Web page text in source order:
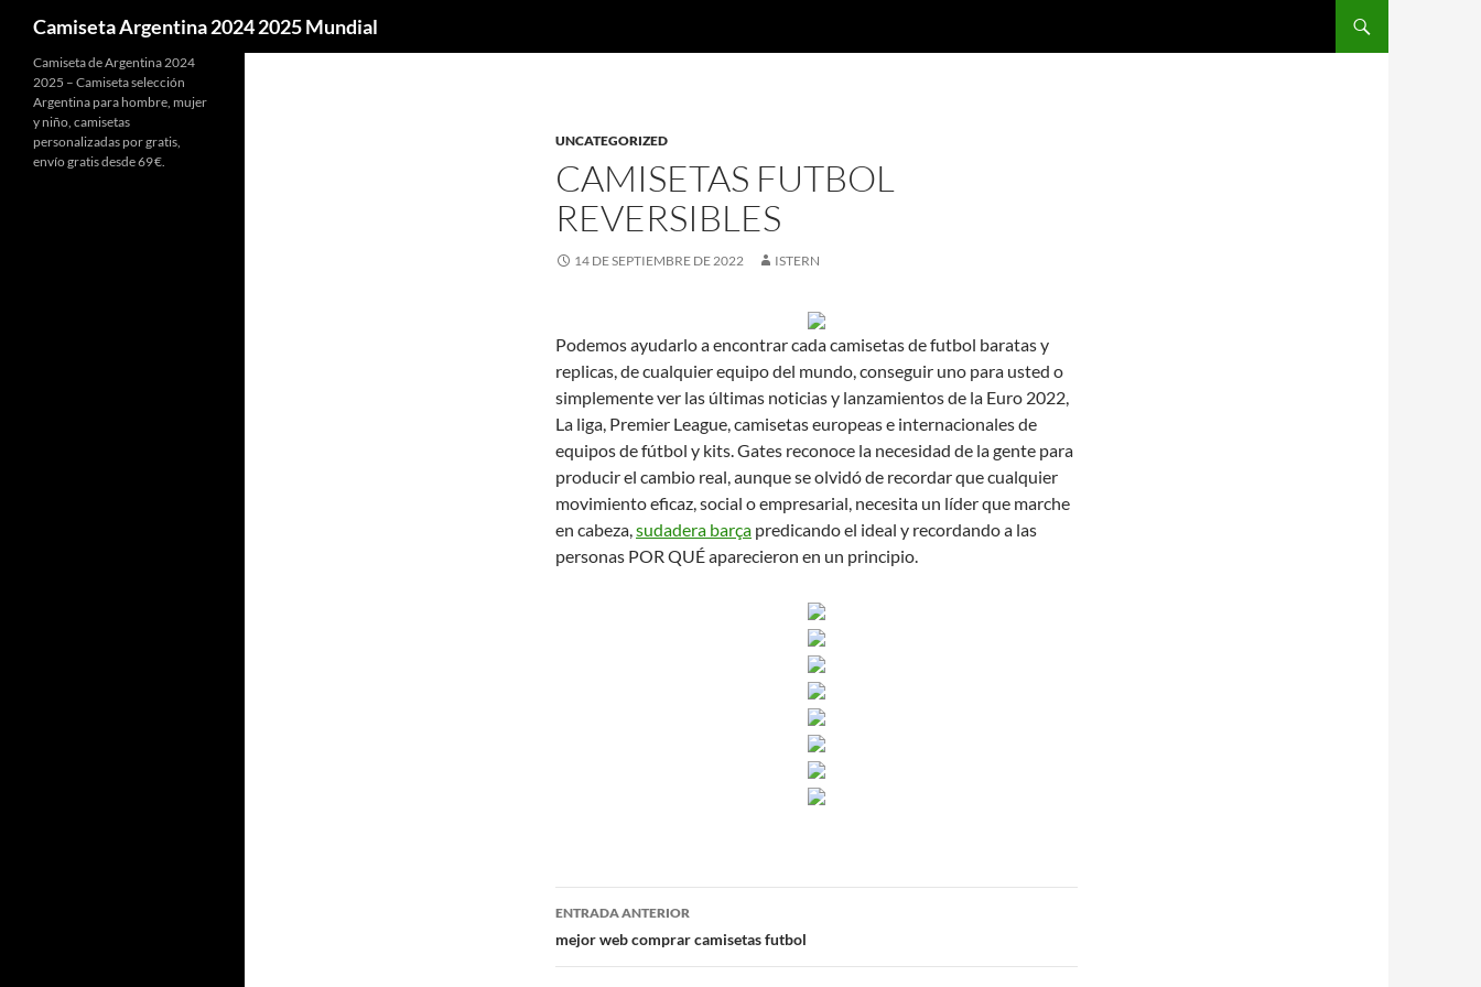
Camiseta Argentina 2024 2025 Mundial
UNCATEGORIZED
CAMISETAS FUTBOL
REVERSIBLES
14 DE SEPTIEMBRE DE 2022 ISTERN
Podemos ayudarlo a encontrar cada camisetas de futbol baratas y
replicas, de cualquier equipo del mundo, conseguir uno para usted o
simplemente ver las últimas noticias y lanzamientos de la Euro 2022,
La liga, Premier League, camisetas europeas e internacionales de
equipos de fútbol y kits. Gates reconoce la necesidad de la gente para
producir el cambio real, aunque se olvidó de recordar que cualquier
movimiento eficaz, social o empresarial, necesita un líder que marche
en cabeza,sudadera barça predicando el ideal y recordando a las
personas POR QUÉ aparecieron en un principio.
Navegación
de
ENTRADA ANTERIOR
mejor web comprar camisetas futbol
Camiseta de Argentina 2024
2025 – Camiseta selección
Argentina para hombre, mujer
y niño, camisetas
personalizadas por gratis,
envío gratis desde 69 €.